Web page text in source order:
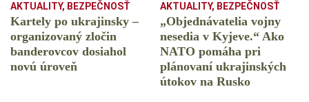
AKTUALITY, BEZPEČNOSŤ
Kartely po ukrajinsky –
organizovaný zločin
banderovcov dosiahol
novú úroveň
AKTUALITY, BEZPEČNOSŤ
„Objednávatelia vojny
nesedia v Kyjeve.“ Ako
NATO pomáha pri
plánovaní ukrajinských
útokov na Rusko